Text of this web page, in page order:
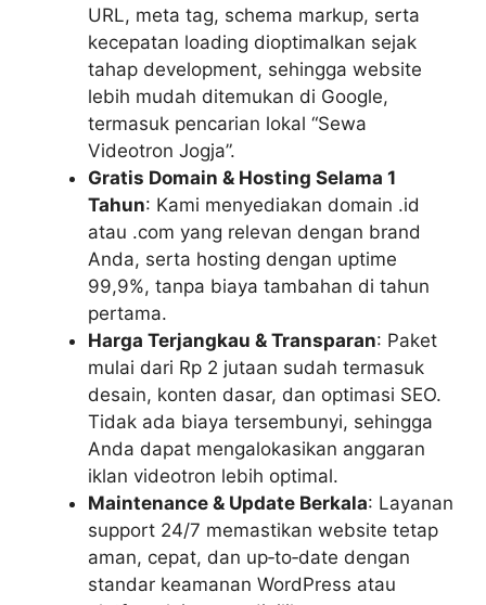
URL, meta tag, schema markup, serta
kecepatan loading dioptimalkan sejak
tahap development, sehingga website
lebih mudah ditemukan di Google,
termasuk pencarian lokal “Sewa
Videotron Jogja”.
Gratis Domain & Hosting Selama 1
Tahun: Kami menyediakan domain .id
atau .com yang relevan dengan brand
Anda, serta hosting dengan uptime
99,9%, tanpa biaya tambahan di tahun
pertama.
Harga Terjangkau & Transparan: Paket
mulai dari Rp 2 jutaan sudah termasuk
desain, konten dasar, dan optimasi SEO.
Tidak ada biaya tersembunyi, sehingga
Anda dapat mengalokasikan anggaran
iklan videotron lebih optimal.
Maintenance & Update Berkala: Layanan
support 24/7 memastikan website tetap
aman, cepat, dan up‑to‑date dengan
standar keamanan WordPress atau